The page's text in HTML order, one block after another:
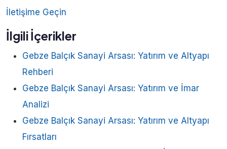
İletişime Geçin
İlgili İçerikler
Gebze Balçık Sanayi Arsası: Yatırım ve Altyapı
Rehberi
Gebze Balçık Sanayi Arsası: Yatırım ve İmar
Analizi
Gebze Balçık Sanayi Arsası: Yatırım ve Altyapı
Fırsatları